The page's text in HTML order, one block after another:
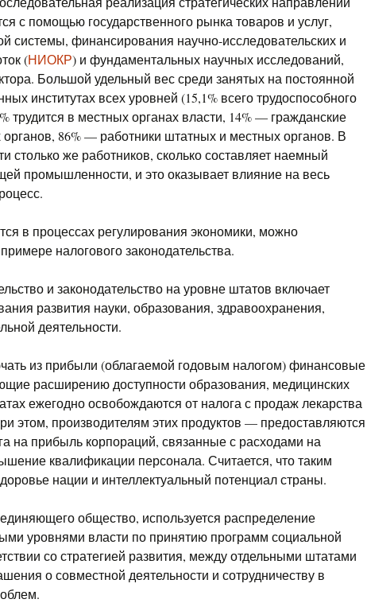
с помощью государственного рынка товаров и услуг,
системы, финансирования научно-исследовательских и
(НИОКР) и фундаментальных научных исследований,
Большой удельный вес среди занятых на постоянной
институтах всех уровней (15,1% всего трудоспособного
трудится в местных органах власти, 14% — гражданские
86% — работники штатных и местных органов. В
столько же работников, сколько составляет наемный
промышленности, и это оказывает влияние на весь
в процессах регулирования экономики, можно
налогового законодательства.
и законодательство на уровне штатов включает
развития науки, образования, здравоохранения,
деятельности.
из прибыли (облагаемой годовым налогом) финансовые
расширению доступности образования, медицинских
ежегодно освобождаются от налога с продаж лекарства
этом, производителям этих продуктов — предоставляются
на прибыль корпораций, связанные с расходами на
квалификации персонала. Считается, что таким
нации и интеллектуальный потенциал страны.
общество, используется распределение
уровнями власти по принятию программ социальной
со стратегией развития, между отдельными штатами
о совместной деятельности и сотрудничеству в